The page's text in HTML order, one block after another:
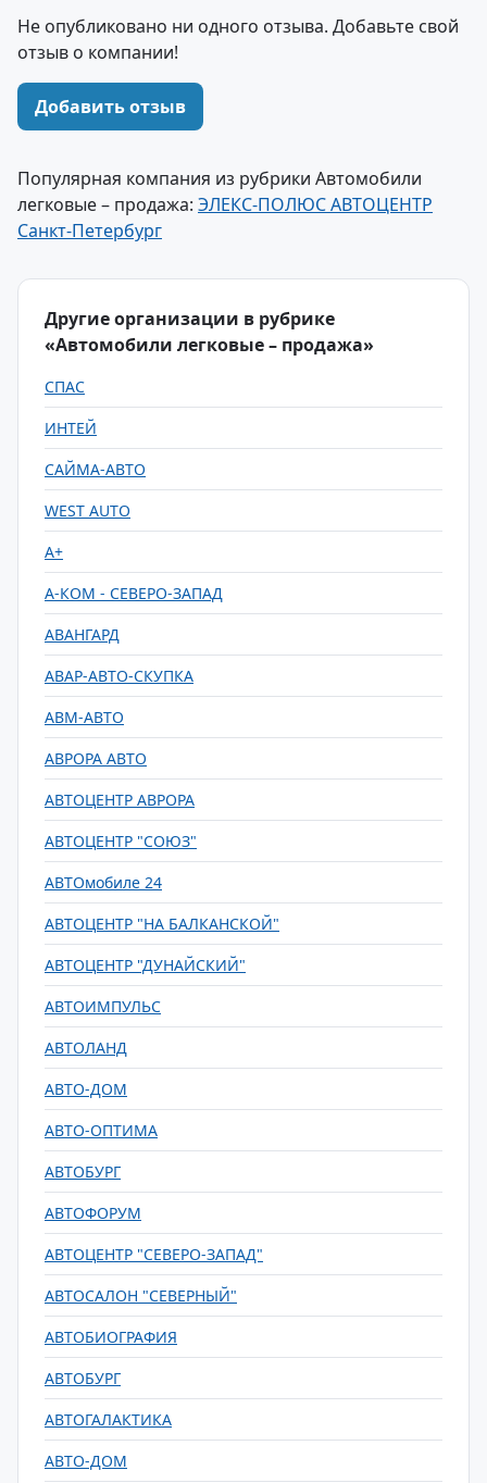
Не опубликовано ни одного отзыва. Добавьте свой
отзыв о компании!
Добавить отзыв
Популярная компания из рубрики Автомобили
легковые – продажа: ЭЛЕКС-ПОЛЮС АВТОЦЕНТР
Санкт-Петербург
Другие организации в рубрике
«Автомобили легковые – продажа»
СПАС
ИНТЕЙ
САЙМА-АВТО
WEST AUTO
А+
А-КОМ - СЕВЕРО-ЗАПАД
АВАНГАРД
АВАР-АВТО-СКУПКА
АВМ-АВТО
АВРОРА АВТО
АВТОЦЕНТР АВРОРА
АВТОЦЕНТР "СОЮЗ"
АВТОмобиле 24
АВТОЦЕНТР "НА БАЛКАНСКОЙ"
АВТОЦЕНТР "ДУНАЙСКИЙ"
АВТОИМПУЛЬС
АВТОЛАНД
АВТО-ДОМ
АВТО-ОПТИМА
АВТОБУРГ
АВТОФОРУМ
АВТОЦЕНТР "СЕВЕРО-ЗАПАД"
АВТОСАЛОН "СЕВЕРНЫЙ"
АВТОБИОГРАФИЯ
АВТОБУРГ
АВТОГАЛАКТИКА
АВТО-ДОМ